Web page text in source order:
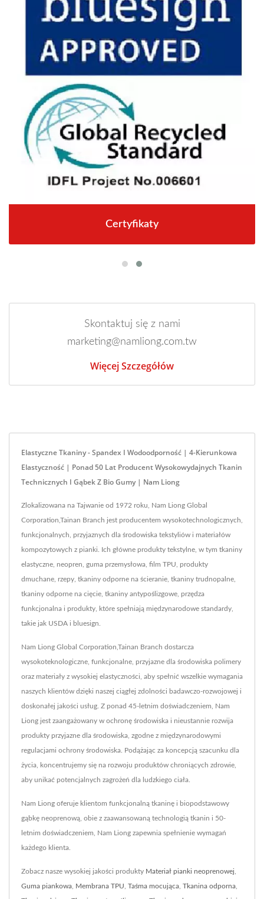
Certyfikaty
Skontaktuj się z nami
marketing@namliong.com.tw
Więcej Szczegółów
Elastyczne Tkaniny - Spandex I Wodoodporność | 4-Kierunkowa
Elastyczność | Ponad 50 Lat Producent Wysokowydajnych Tkanin
Technicznych I Gąbek Z Bio Gumy | Nam Liong
Zlokalizowana na Tajwanie od 1972 roku, Nam Liong Global
Corporation,Tainan Branch jest producentem wysokotechnologicznych,
funkcjonalnych, przyjaznych dla środowiska tekstyliów i materiałów
kompozytowych z pianki. Ich główne produkty tekstylne, w tym tkaniny
elastyczne, neopren, guma przemysłowa, film TPU, produkty
dmuchane, rzepy, tkaniny odporne na ścieranie, tkaniny trudnopalne,
tkaniny odporne na cięcie, tkaniny antypoślizgowe, przędza
funkcjonalna i produkty, które spełniają międzynarodowe standardy,
takie jak USDA i bluesign.
Nam Liong Global Corporation,Tainan Branch dostarcza
wysokoteknologiczne, funkcjonalne, przyjazne dla środowiska polimery
oraz materiały z wysokiej elastyczności, aby spełnić wszelkie wymagania
naszych klientów dzięki naszej ciągłej zdolności badawczo-rozwojowej i
doskonałej jakości usług. Z ponad 45-letnim doświadczeniem, Nam
Liong jest zaangażowany w ochronę środowiska i nieustannie rozwija
produkty przyjazne dla środowiska, zgodne z międzynarodowymi
regulacjami ochrony środowiska. Podążając za koncepcją szacunku dla
życia, koncentrujemy się na rozwoju produktów chroniących zdrowie,
aby unikać potencjalnych zagrożeń dla ludzkiego ciała.
Nam Liong oferuje klientom funkcjonalną tkaninę i biopodstawowy
gąbkę neoprenową, obie z zaawansowaną technologią tkanin i 50-
letnim doświadczeniem, Nam Liong zapewnia spełnienie wymagań
każdego klienta.
Zobacz nasze wysokiej jakości produkty Materiał pianki neoprenowej
Guma piankowa Membrana TPU Taśma mocująca Tkanina odporna